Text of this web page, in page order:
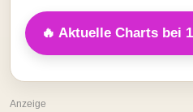
🔥 Aktuelle Charts bei
Anzeige